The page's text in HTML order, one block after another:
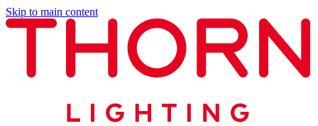
Skip to main content